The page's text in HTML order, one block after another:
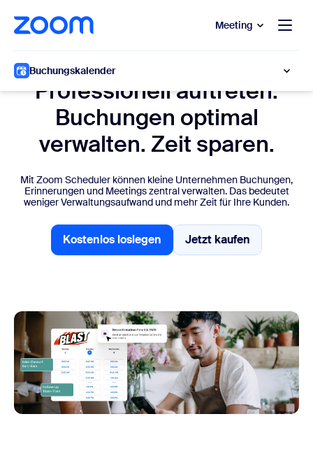
wechseln
Chat wechseln Meeting
Buchungskalender
Professionell auftreten.
Buchungen optimal
verwalten. Zeit sparen.
Mit Zoom Scheduler können kleine Unternehmen Buchungen,
Erinnerungen und Meetings zentral verwalten. Das bedeutet
weniger Verwaltungsaufwand und mehr Zeit für Ihre Kunden.
Kostenlos loslegen
Kostenlos loslegen
Jetzt kaufen
Jetzt kaufen